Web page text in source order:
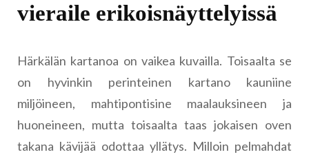
vieraile erikoisnäyttelyissä
Härkälän kartanoa on vaikea kuvailla. Toisaalta se
on hyvinkin perinteinen kartano kauniine
miljöineen, mahtipontisine maalauksineen ja
huoneineen, mutta toisaalta taas jokaisen oven
takana kävijää odottaa yllätys. Milloin pelmahdat